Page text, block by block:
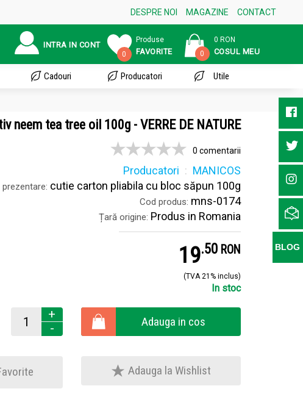
DESPRE NOI MAGAZINE CONTACT
INTRA IN CONT
0
Produse
FAVORITE 0
0 RON
COSUL MEU
Cadouri Producatori Utile
neem tea tree oil 100g - VERRE DE NATURE
0 comentarii
Producatori MANICOS
cutie carton pliabila cu bloc săpun 100g
Cod produs: mns-0174
Țară origine: Produs in Romania
19.5 RON
(TVA 21% inclus)
In stoc
+
-
Adauga in cos
Adauga la Wishlist
BLOG